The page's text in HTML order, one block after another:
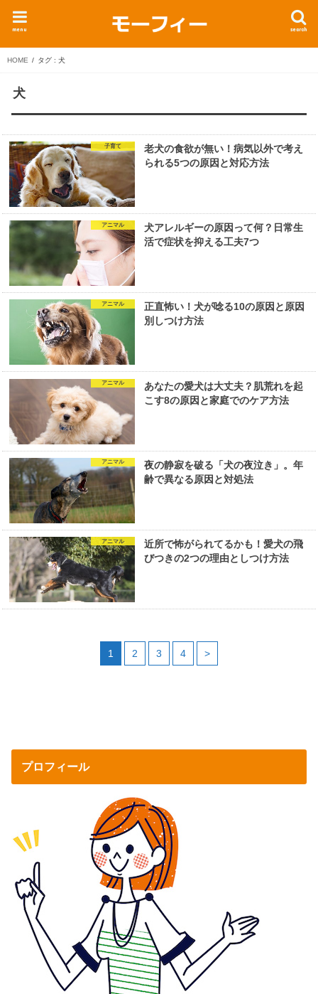
search
menu
HOME タグ : 犬
犬
子育て
老犬の食欲が無い！病気以外で考え
られる5つの原因と対応方法
アニマル
犬アレルギーの原因って何？日常生
活で症状を抑える工夫7つ
アニマル
正直怖い！犬が唸る10の原因と原因
別しつけ方法
アニマル
あなたの愛犬は大丈夫？肌荒れを起
こす8の原因と家庭でのケア方法
アニマル
夜の静寂を破る「犬の夜泣き」。年
齢で異なる原因と対処法
アニマル
近所で怖がられてるかも！愛犬の飛
びつきの2つの理由としつけ方法
1 2 3 4 >
プロフィール